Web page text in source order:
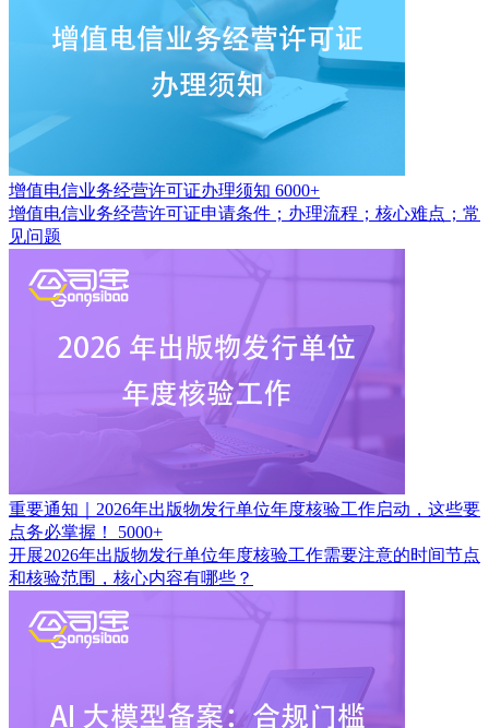
增值电信业务经营许可证办理须知 6000+
增值电信业务经营许可证申请条件；办理流程；核心难点；常
见问题
重要通知｜2026年出版物发行单位年度核验工作启动，这些要
点务必掌握！
5000+
开展2026年出版物发行单位年度核验工作需要注意的时间节点
和核验范围，核心内容有哪些？